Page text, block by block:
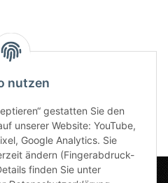
nutzen
gestatten Sie den
unserer Website: YouTube,
Google Analytics. Sie
ändern (Fingerabdruck-
finden Sie unter